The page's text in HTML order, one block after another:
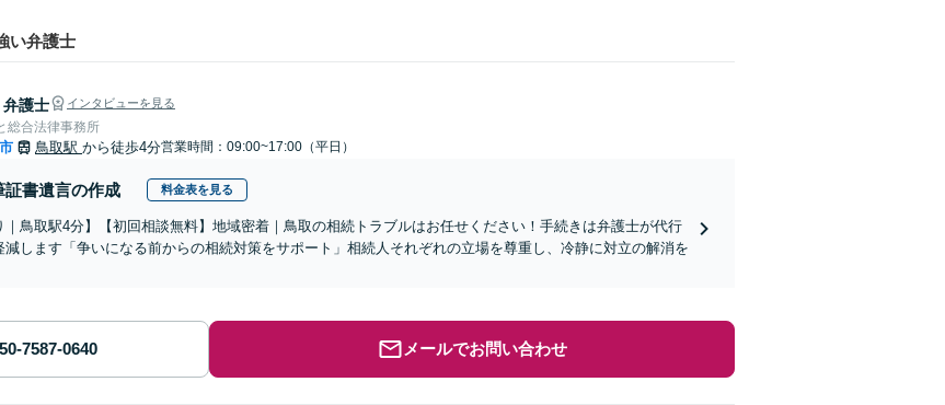
い弁護士
弁護士 インタビューを見る
総合法律事務所
鳥取駅 から徒歩4分営業時間：09:00~17:00（平日）
証書遺言の作成 料金表を見る
｜鳥取駅4分】【初回相談無料】地域密着｜鳥取の相続トラブルはお任せください！手続きは弁護士が代行
減します「争いになる前からの相続対策をサポート」相続人それぞれの立場を尊重し、冷静に対立の解消を
メールでお問い合わせ